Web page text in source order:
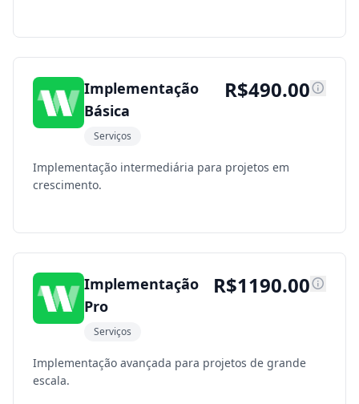
Implementação
Básica
Serviços
R$490.00
Implementação intermediária para projetos em
crescimento.
Implementação
Pro
Serviços
R$1190.00
Implementação avançada para projetos de grande
escala.